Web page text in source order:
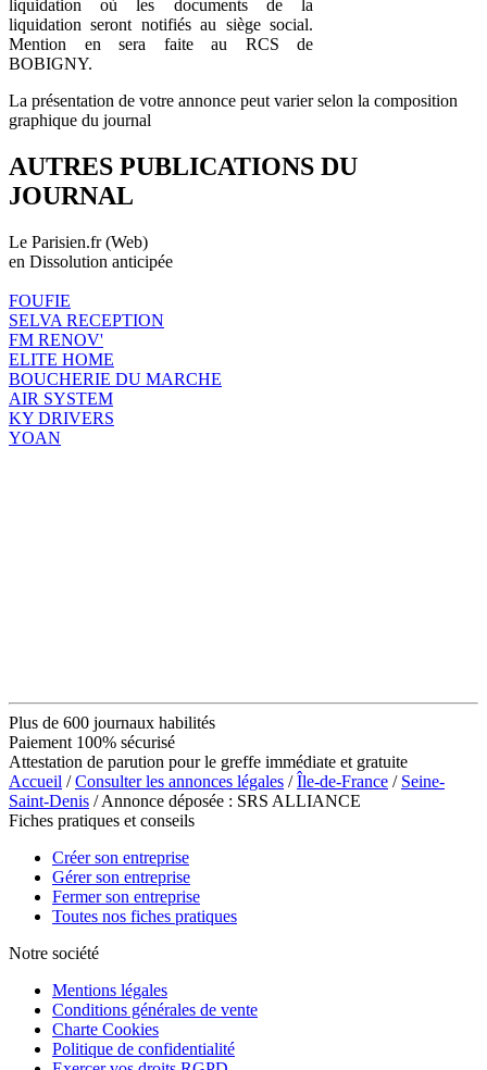
liquidation où les documents de la
liquidation seront notifiés au siège social.
Mention en sera faite au RCS de
BOBIGNY.
La présentation de votre annonce peut varier selon la composition
graphique du journal
AUTRES PUBLICATIONS DU
JOURNAL
Le Parisien.fr (Web)
en Dissolution anticipée
FOUFIE
SELVA RECEPTION
FM RENOV'
ELITE HOME
BOUCHERIE DU MARCHE
AIR SYSTEM
KY DRIVERS
YOAN
Plus de 600 journaux habilités
Paiement 100% sécurisé
Attestation de parution pour le greffe immédiate et gratuite
Accueil /Consulter les annonces légales /Île-de-France / Seine-
Saint-Denis / Annonce déposée : SRS ALLIANCE
Fiches pratiques et conseils
Créer son entreprise
Gérer son entreprise
Fermer son entreprise
Toutes nos fiches pratiques
Notre société
Mentions légales
Conditions générales de vente
Charte Cookies
Politique de confidentialité